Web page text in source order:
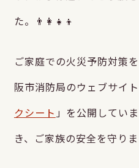
た。👨‍👩‍👧‍👦
ご家庭での火災予防対策
阪市消防局のウェブサイ
クシート」を公開してい
き、ご家族の安全を守りま